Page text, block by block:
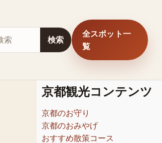
検索
全スポット一
覧
京都観光コンテンツ
京都のお守り
京都のおみやげ
おすすめ散策コース